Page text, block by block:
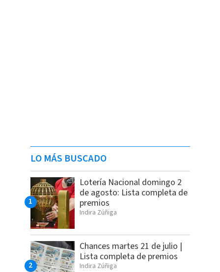
LO MÁS BUSCADO
Lotería Nacional domingo 2
de agosto: Lista completa de
premios
Indira Zúñiga
Chances martes 21 de julio |
Lista completa de premios
Indira Zúñiga